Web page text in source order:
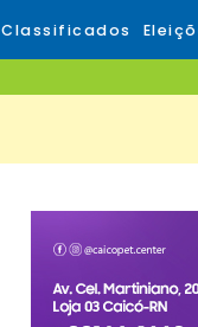
Classificados